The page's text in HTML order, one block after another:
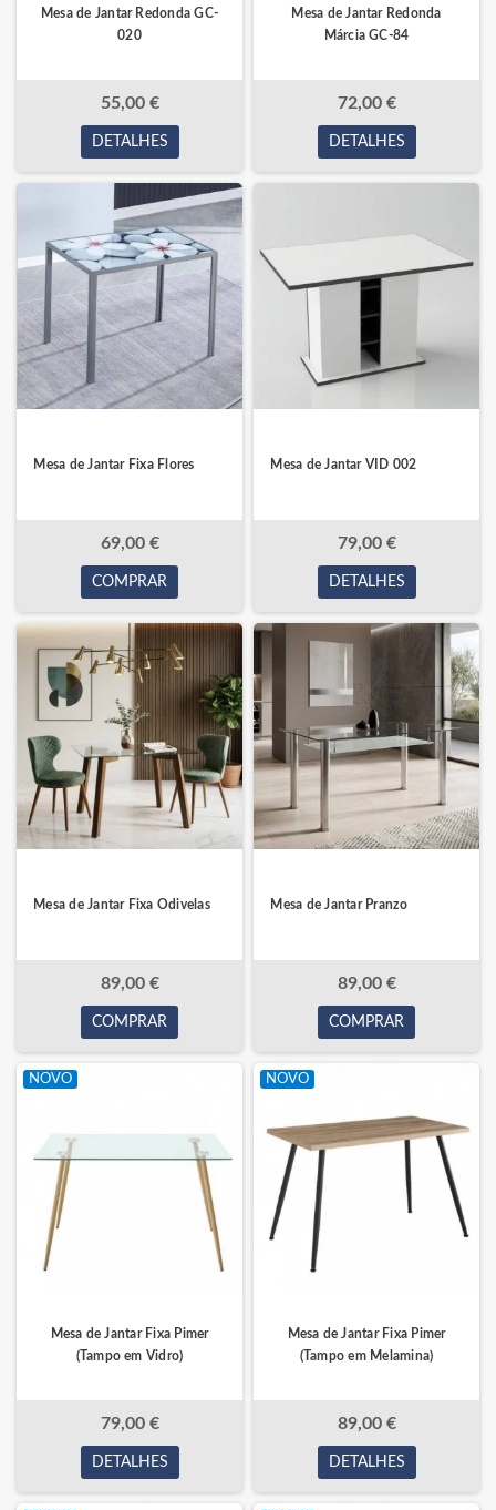
Mesa de Jantar Redonda GC-
020
55,00 €
DETALHES
Mesa de Jantar Redonda
Márcia GC-84
72,00 €
DETALHES
Mesa de Jantar Fixa Flores
69,00 €
COMPRAR
Mesa de Jantar VID 002
79,00 €
DETALHES
Mesa de Jantar Fixa Odivelas
89,00 €
COMPRAR
Mesa de Jantar Pranzo
89,00 €
COMPRAR
NOVO
Mesa de Jantar Fixa Pimer
(Tampo em Vidro)
79,00 €
DETALHES
NOVO
Mesa de Jantar Fixa Pimer
(Tampo em Melamina)
89,00 €
DETALHES